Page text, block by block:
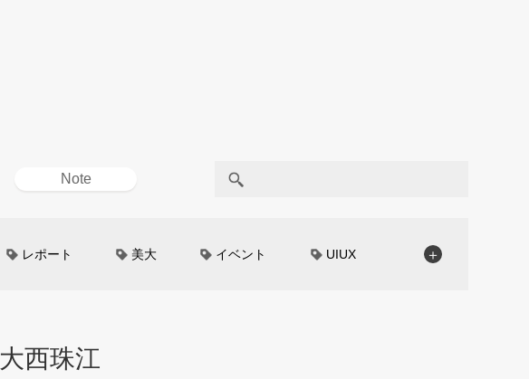
Note
＋
レポート 美大 イベント UIUX
ックスクーター
大西珠江